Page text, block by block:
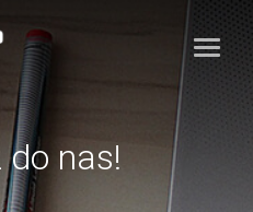
nas!